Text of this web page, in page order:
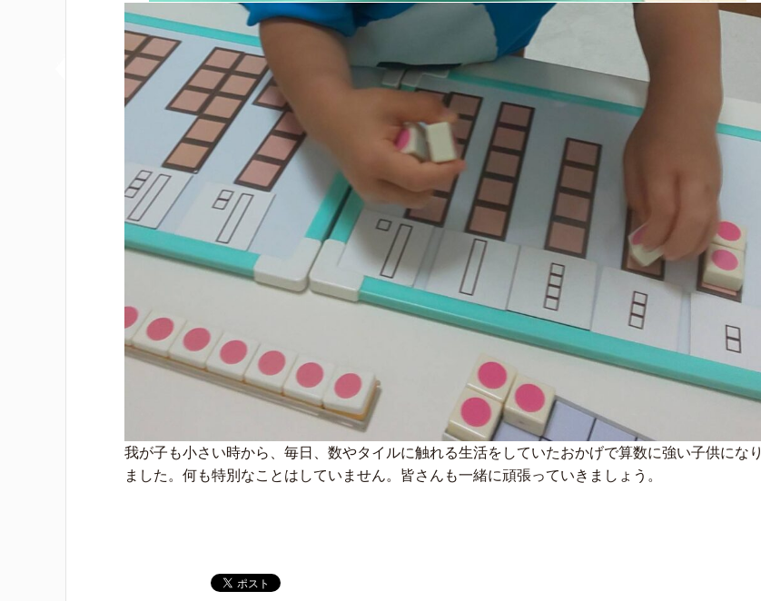
我が子も小さい時から、毎日、数やタイルに触れる生活をしていたおかげで算数に強い子供になり
ました。何も特別なことはしていません。皆さんも一緒に頑張っていきましょう。